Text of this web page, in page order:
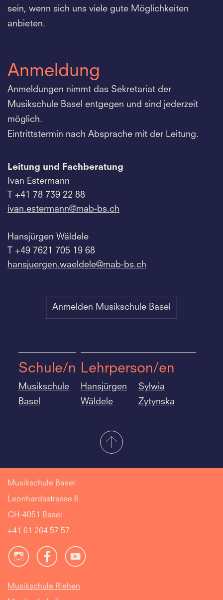
sein, wenn sich uns viele gute Möglichkeiten
anbieten.
Anmeldung
Anmeldungen nimmt das Sekretariat der
Musikschule Basel entgegen und sind jederzeit
möglich.
Eintrittstermin nach Absprache mit der Leitung.
Leitung und Fachberatung
Ivan Estermann
T +41 78 739 22 88
ivan.estermann@mab-bs.ch
Hansjürgen Wäldele
T +49 7621 705 19 68
hansjuergen.waeldele@mab-bs.ch
Anmelden Musikschule Basel
Schule/n
Musikschule
Basel
Lehrperson/en
Hansjürgen
Wäldele
Sylwia
Zytynska
Musikschule Basel
Leonhardsstrasse 6
CH-4051 Basel
+41 61 264 57 57
Musikschule Riehen